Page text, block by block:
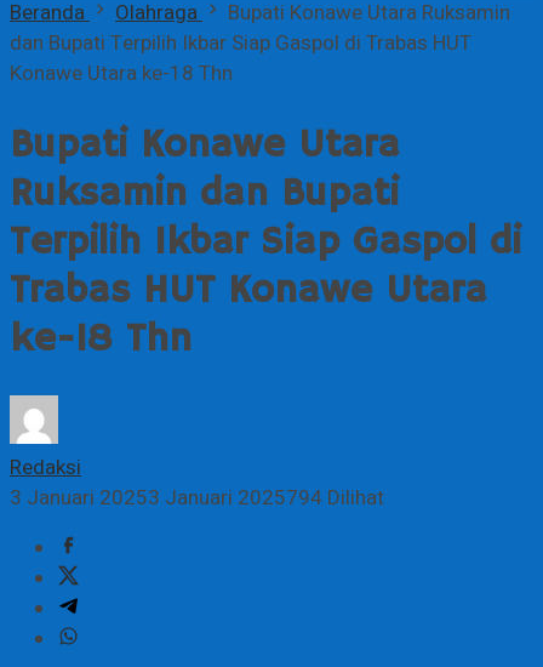
Beranda
Olahraga
Bupati Konawe Utara Ruksamin
dan Bupati Terpilih Ikbar Siap Gaspol di Trabas HUT
Konawe Utara ke-18 Thn
Bupati Konawe Utara
Ruksamin dan Bupati
Terpilih Ikbar Siap Gaspol di
Trabas HUT Konawe Utara
ke-18 Thn
Redaksi
3 Januari 20253 Januari 2025794 Dilihat